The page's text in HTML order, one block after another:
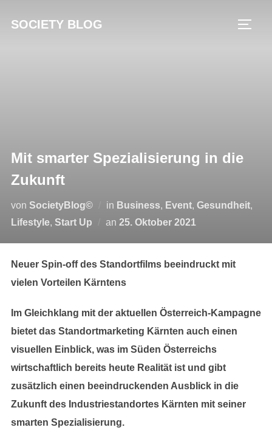
InhaltSOCIETY BLOG
Mit smarter Spezialisierung in die
Zukunft
von SocietyBlog© in Business, Event, Gesundheit,
Lifestyle, Start Up an Veröffentlicht
25. Oktober 2021
Neuer Spin-off des Standortfilms beeindruckt mit
vielen Vorteilen Kärntens
Im Gleichklang mit der aktuellen Österreich-Kampagne
bietet das Standortmarketing Kärnten auch einen
visuellen Einblick, was im Süden Österreichs
wirtschaftlich bereits heute Realität ist und gibt
zusätzlich einen beeindruckenden Ausblick in die
Zukunft des Industriestandortes Kärnten mit seiner
smarten Spezialisierung.